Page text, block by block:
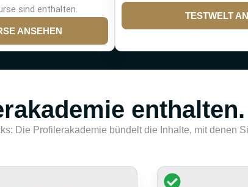
sind enthalten.
ANSEHEN
TESTWELT
enthalten.
Die Profilerakademie bündelt die Inhalte, mit denen